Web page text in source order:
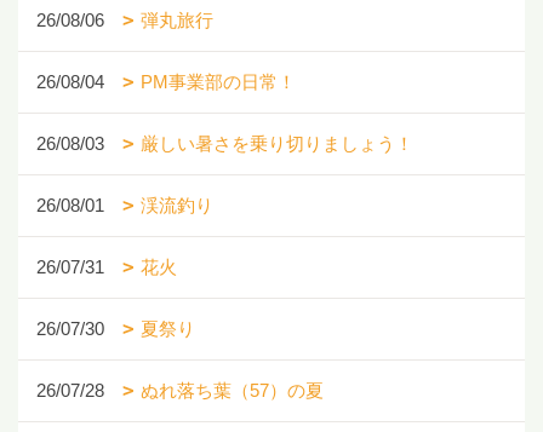
26/08/06 弾丸旅行
26/08/04 PM事業部の日常！
26/08/03 厳しい暑さを乗り切りましょう！
26/08/01 渓流釣り
26/07/31 花火
26/07/30 夏祭り
26/07/28 ぬれ落ち葉（57）の夏